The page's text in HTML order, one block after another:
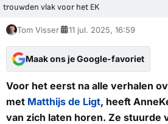
trouwden vlak voor het EK
Tom Visser 11 jul. 2025, 16:59
Maak ons je Google-favoriet
Voor het eerst na alle verhalen
met Matthijs de Ligt, heeft
van zich laten horen. Ze stuurde